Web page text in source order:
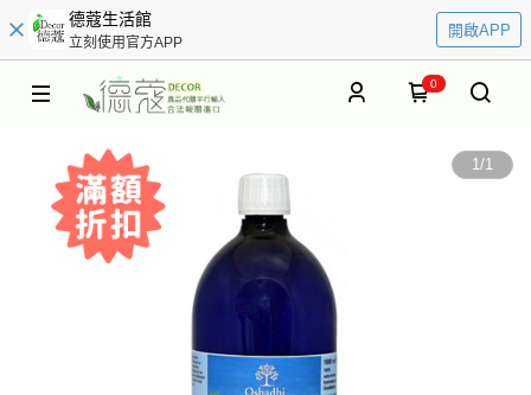
德蔻生活館
立刻使用官方APP
開啟APP
0
1/1